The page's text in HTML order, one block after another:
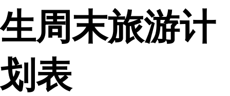
生周末旅游计
划表